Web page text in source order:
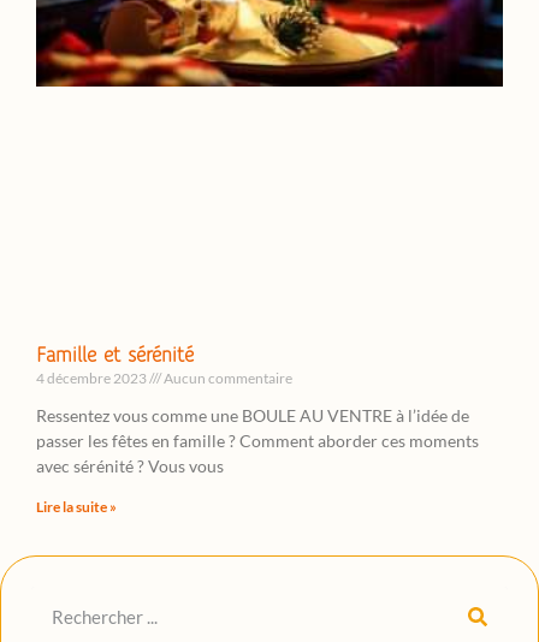
Famille et sérénité
4 décembre 2023 Aucun commentaire
Ressentez vous comme une BOULE AU VENTRE à l’idée de
passer les fêtes en famille ? Comment aborder ces moments
avec sérénité ? Vous vous
Lire la suite »